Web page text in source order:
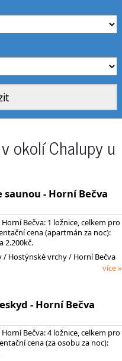
okolí Chalupy u
saunou - Horní Bečva
Bečva: 1 ložnice, celkem pro
cena (apartmán za noc):
2.200kč.
/ Hostýnské vrchy/ Horní Bečva
více »
- Horní Bečva
Bečva: 4 ložnice, celkem pro
cena (za osobu za noc):